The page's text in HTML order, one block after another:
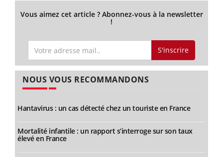
Vous aimez cet article ? Abonnez-vous à la newsletter
!
S'inscrire
NOUS VOUS RECOMMANDONS
Hantavirus : un cas détecté chez un touriste en France
Mortalité infantile : un rapport s’interroge sur son taux
élevé en France